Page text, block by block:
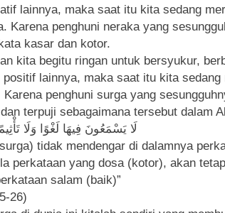
lainnya, maka saat itu kita sedang
Karena penghuni neraka yang
kasar dan kotor.
kita begitu ringan untuk bersyukur,
lainnya, maka saat itu kita sedang
penghuni surga yang
terpuji sebagaimana tersebut dalam
لَا يَسْمَعُونَ فِيهَا لَغْوًا وَلَا
tidak mendengar di dalamnya
perkataan yang dosa (kotor), akan
salam (baik)”
26)